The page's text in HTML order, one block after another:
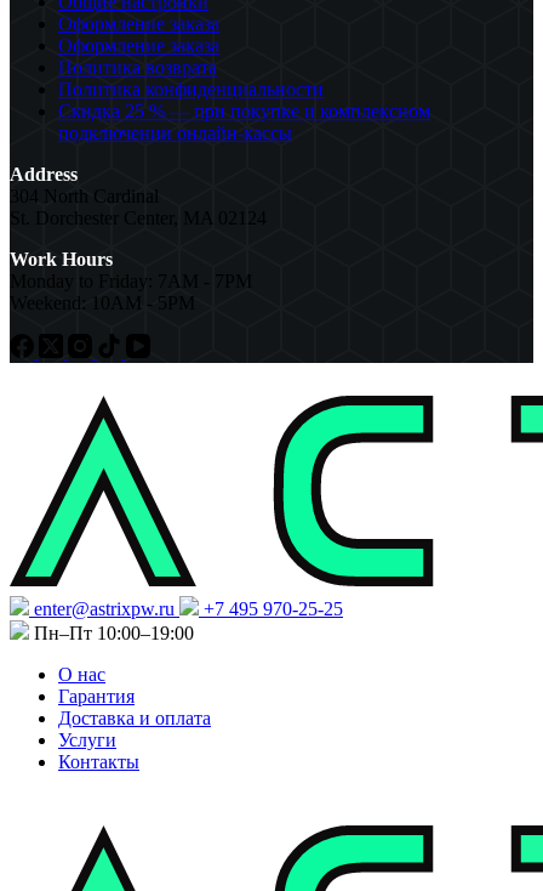
Оформление заказа
Оформление заказа
Политика возврата
Политика конфиденциальности
Скидка 25 % — при покупке и комплексном
подключении онлайн-кассы
Address
304 North Cardinal
St. Dorchester Center, MA 02124
Work Hours
Monday to Friday: 7AM - 7PM
Weekend: 10AM - 5PM
enter@astrixpw.ru
+7 495 970-25-25
Пн–Пт 10:00–19:00
О нас
Гарантия
Доставка и оплата
Услуги
Контакты